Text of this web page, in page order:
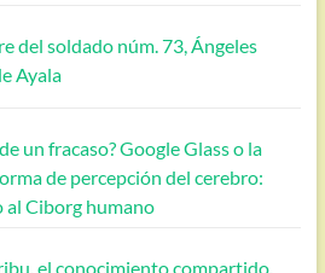
del soldado núm. 73, Ángeles
Ayala
un fracaso? Google Glass o la
de percepción del cerebro:
al Ciborg humano
el conocimiento compartido,